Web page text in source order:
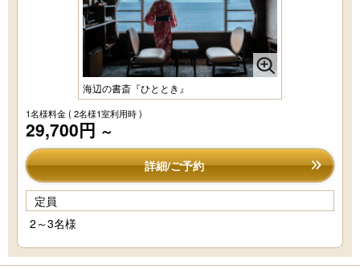
海辺の書斎『ひととき』
1名様料金( 2名様1室利用時 )
29,700円 ～
詳細/ご予約
定員
2～3名様